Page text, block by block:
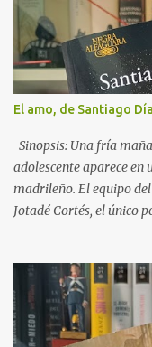
o
s
El amo, de Santiago
Sinopsis: Una fría
adolescente aparece
madrileño. El equipo
Jotadé Cortés, el único
de secuestradas a las
Jotadé tiene que
una crisis con Lola, su
Lucía, que lidia con un